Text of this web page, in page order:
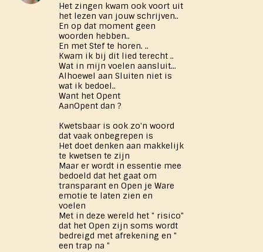
Het zingen kwam ook voort uit
het lezen van jouw schrijven..
En op dat moment geen
woorden hebben..
En met Stef te horen. ..
Kwam ik bij dit lied terecht ..
Wat in mijn voelen aansluit...
Alhoewel aan Sluiten niet is
wat ik bedoel..
Want het Opent
AanOpent dan ?
Kwetsbaar is ook zo'n woord
dat vaak onbegrepen is
Het doet denken aan makkelijk
te kwetsen te zijn
Maar er wordt in essentie mee
bedoeld dat het gaat om
transparant en Open je Ware
emotie te laten zien en
voelen
Met in deze wereld het " risico"
dat het Open zijn soms wordt
bedreigd met afrekening en "
een trap na "